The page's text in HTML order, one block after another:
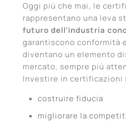
Oggi più che mai, le
rappresentano una leva
futuro dell’industria
garantiscono conformità
diventano un elemento
mercato, sempre più
Investire in certificazioni
costruire fiducia
migliorare la